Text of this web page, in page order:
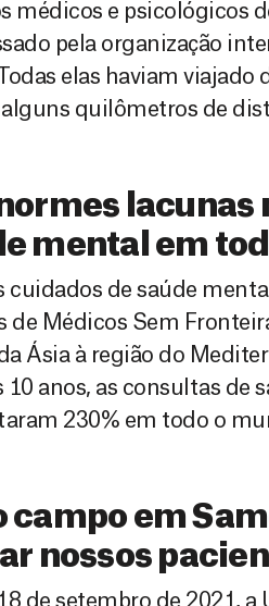
médicos e psicológicos
pela organização
elas haviam
alguns quilômetros de
lacunas
mental em
cuidados de saúde
de Médicos Sem
Ásia à região do
anos, as consultas de
230% em todo o
campo em
nossos
de setembro de 2021,